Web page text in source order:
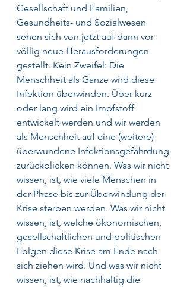
Gesellschaft und Familien,
Gesundheits- und Sozialwesen
sehen sich von jetzt auf dann vor
völlig neue Herausforderungen
gestellt. Kein Zweifel: Die
Menschheit als Ganze wird diese
Infektion überwinden. Über kurz
oder lang wird ein Impfstoff
entwickelt werden und wir werden
als Menschheit auf eine (weitere)
überwundene Infektionsgefährdung
zurückblicken können. Was wir nicht
wissen, ist, wie viele Menschen in
der Phase bis zur Überwindung der
Krise sterben werden. Was wir nicht
wissen, ist, welche ökonomischen,
gesellschaftlichen und politischen
Folgen diese Krise am Ende nach
sich ziehen wird. Und was wir nicht
wissen, ist, wie nachhaltig die